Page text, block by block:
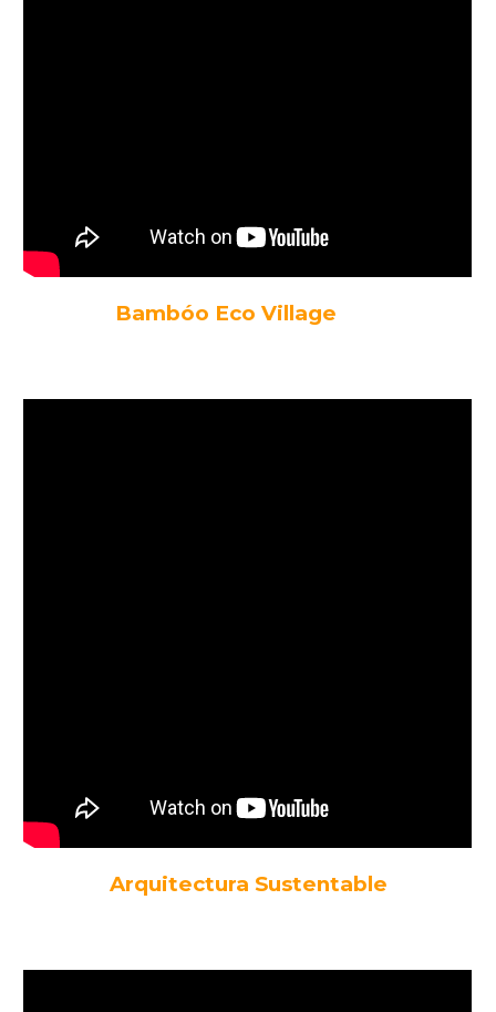
Bambóo Eco Village
Arquitectura Sustentable